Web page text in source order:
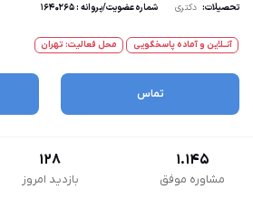
تحصیلات: دکتری شماره عضویت/پروانه : 1640265
آنــلاین و آماده پاسخگویی محل فعالیت: تهران
تماس
1.145
مشاوره موفق
128
بازدید امروز